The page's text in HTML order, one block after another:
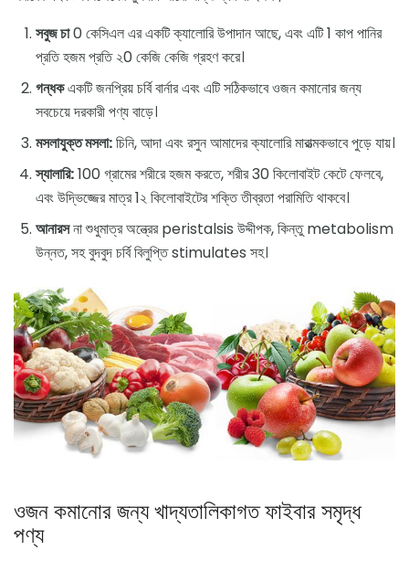
সবুজ চা0 কেসিএল এর একটি ক্যালোরি উপাদান আছে, এবং এটি 1 কাপ পানির
প্রতি হজম প্রতি ২0 কেজি কেজি গ্রহণ করে।
গন্ধকএকটি জনপ্রিয় চর্বি বার্নার এবং এটি সঠিকভাবে ওজন কমানোর জন্য
সবচেয়ে দরকারী পণ্য বাড়ে।
মসলাযুক্ত মসলা:চিনি, আদা এবং রসুন আমাদের ক্যালোরি মারাত্মকভাবে পুড়ে যায়।
স্যালারি:100 গ্রামের শরীরে হজম করতে, শরীর 30 কিলোবাইট কেটে ফেলবে,
এবং উদ্ভিজ্জের মাত্র 1২ কিলোবাইটের শক্তি তীব্রতা পরামিতি থাকবে।
আনারসনা শুধুমাত্র অন্ত্রের peristalsis উদ্দীপক, কিন্তু metabolism
উন্নত, সহ বুদবুদ চর্বি বিলুপ্তি stimulates সহ।
ওজন কমানোর জন্য খাদ্যতালিকাগত ফাইবার সমৃদ্ধ
পণ্য